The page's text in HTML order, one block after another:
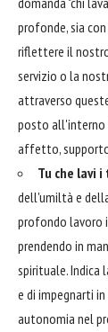
profonde, sia
riflettere il
servizio o la
attraverso
posto all'interno
affetto,
Tu che lavi
dell'umiltà e
profondo lavoro
prendendo in
spirituale. Indica
e di impegnarti
autonomia nel